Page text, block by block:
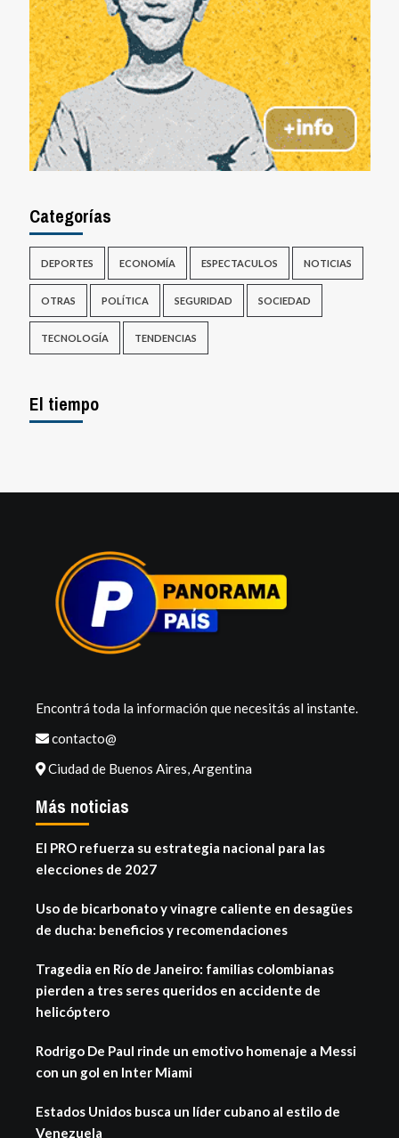
Categorías
DEPORTES ECONOMÍA ESPECTACULOS NOTICIAS
OTRAS POLÍTICA SEGURIDAD SOCIEDAD
TECNOLOGÍA TENDENCIAS
El tiempo
Encontrá toda la información que necesitás al instante.
contacto@
Ciudad de Buenos Aires, Argentina
Más noticias
El PRO refuerza su estrategia nacional para las
elecciones de 2027
Uso de bicarbonato y vinagre caliente en desagües
de ducha: beneficios y recomendaciones
Tragedia en Río de Janeiro: familias colombianas
pierden a tres seres queridos en accidente de
helicóptero
Rodrigo De Paul rinde un emotivo homenaje a Messi
con un gol en Inter Miami
Estados Unidos busca un líder cubano al estilo de
Venezuela